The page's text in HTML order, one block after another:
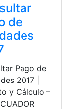
de
Pago de
2017 |
y Cálculo –